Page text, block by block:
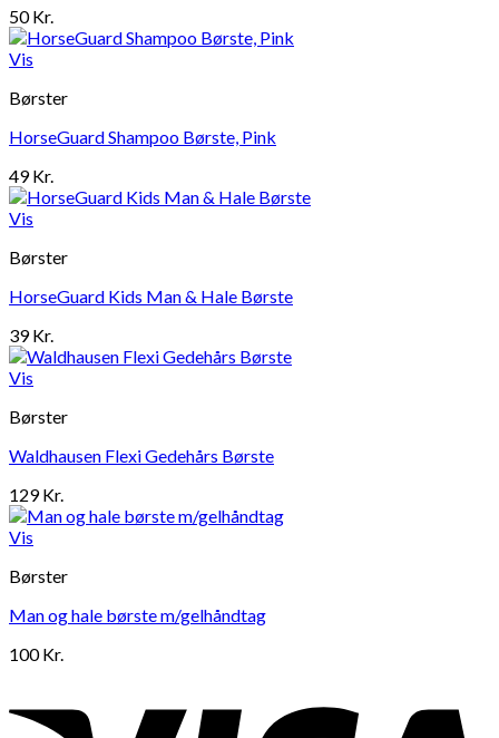
50Kr.
Vis
Børster
HorseGuard Shampoo Børste, Pink
49Kr.
Vis
Børster
HorseGuard Kids Man & Hale Børste
39Kr.
Vis
Børster
Waldhausen Flexi Gedehårs Børste
129Kr.
Vis
Børster
Man og hale børste m/gelhåndtag
100Kr.